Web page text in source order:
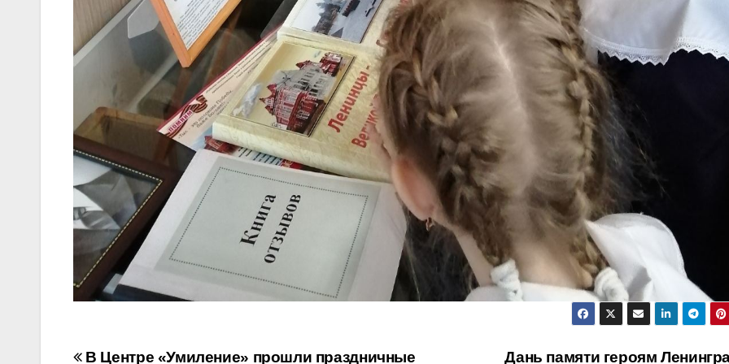
Дань памяти героям
В Центре «Умиление» прошли праздничные